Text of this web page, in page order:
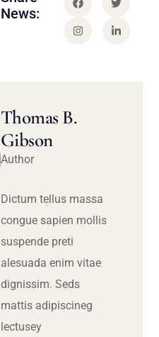
News:
Thomas B.
Gibson
Author
Dictum tellus massa
congue sapien mollis
suspende preti
alesuada enim vitae
dignissim. Seds
mattis adipiscineg
lectusey